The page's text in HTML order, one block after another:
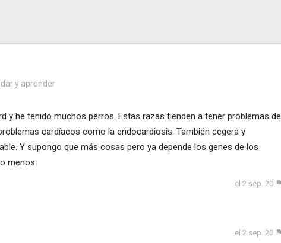
y aprender
y he tenido muchos perros. Estas razas tienden a tener problemas de
cardíacos como la endocardiosis. También cegera y
Y supongo que más cosas pero ya depende los genes de los
menos.
el 2 sep. 20
el 2 sep. 20